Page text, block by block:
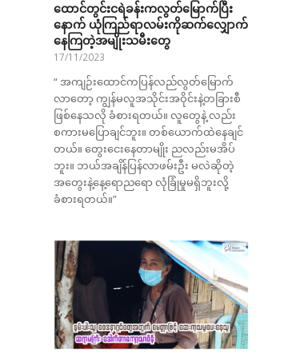
ထောင်တွင်းငရဲခန်းကလွတ်မြောက်ပြီး
နောက် ယုံကြည်ရာလမ်းကိုဆက်လျှောက်
နေကြတဲ့အမျိုးသမီးတွေ
17/11/2023
“ အကျဉ်းထောင်ကပြန်လည်လွတ်မြောက်
လာတော့ ကျွန်မလူအသိုင်းအဝိုင်းနဲ့တခြားစီ
ဖြစ်နေသလို ခံစားရတယ်။ လူတွေနဲ့ လည်း
စကားမပြောချင်ဘူး။ တစ်ယောက်ထဲနေချင်
တယ်။ တွေးငေးနေတာမျိုး ညလည်းမအိပ်
ဘူး။ ဘယ်အချိန်ပြန်လာဖမ်းဦး မလဲဆိုတဲ့
အတွေးနဲ့နေ့ရောညရော လုံခြုံမှုမရှိဘူးလို့
ခံစားရတယ်။”